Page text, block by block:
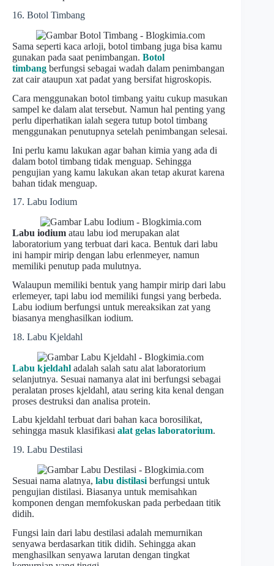
16. Botol Timbang
Sama seperti kaca arloji, botol timbang juga bisa kamu
gunakan pada saat penimbangan. Botol
timbang berfungsi sebagai wadah dalam penimbangan
zat cair ataupun xat padat yang bersifat higroskopis.
Cara menggunakan botol timbang yaitu cukup masukan
sampel ke dalam alat tersebut. Namun hal penting yang
perlu diperhatikan ialah segera tutup botol timbang
menggunakan penutupnya setelah penimbangan selesai.
Ini perlu kamu lakukan agar bahan kimia yang ada di
dalam botol timbang tidak menguap. Sehingga
pengujian yang kamu lakukan akan tetap akurat karena
bahan tidak menguap.
17. Labu Iodium
Labu iodium atau labu iod merupakan alat
laboratorium yang terbuat dari kaca. Bentuk dari labu
ini hampir mirip dengan labu erlenmeyer, namun
memiliki penutup pada mulutnya.
Walaupun memiliki bentuk yang hampir mirip dari labu
erlemeyer, tapi labu iod memiliki fungsi yang berbeda.
Labu iodium berfungsi untuk mereaksikan zat yang
biasanya menghasilkan iodium.
18. Labu Kjeldahl
Labu kjeldahl adalah salah satu alat laboratorium
selanjutnya. Sesuai namanya alat ini berfungsi sebagai
peralatan proses kjeldahl, atau sering kita kenal dengan
proses destruksi dan analisa protein.
Labu kjeldahl terbuat dari bahan kaca borosilikat,
sehingga masuk klasifikasi alat gelas laboratorium.
19. Labu Destilasi
Sesuai nama alatnya, labu distilasi berfungsi untuk
pengujian distilasi. Biasanya untuk memisahkan
komponen dengan memfokuskan pada perbedaan titik
didih.
Fungsi lain dari labu destilasi adalah memurnikan
senyawa berdasarkan titik didih. Sehingga akan
menghasilkan senyawa larutan dengan tingkat